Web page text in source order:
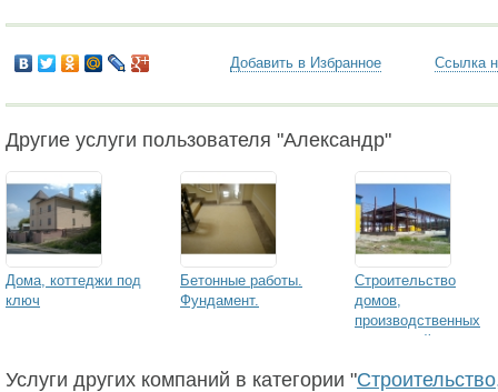
Добавить в Избранное Ссылка
Другие услуги пользователя "Александр"
Дома, коттеджи под
ключ
Бетонные работы.
Фундамент.
Строительство
домов,
производственных
помещений.
Услуги других компаний в категории "